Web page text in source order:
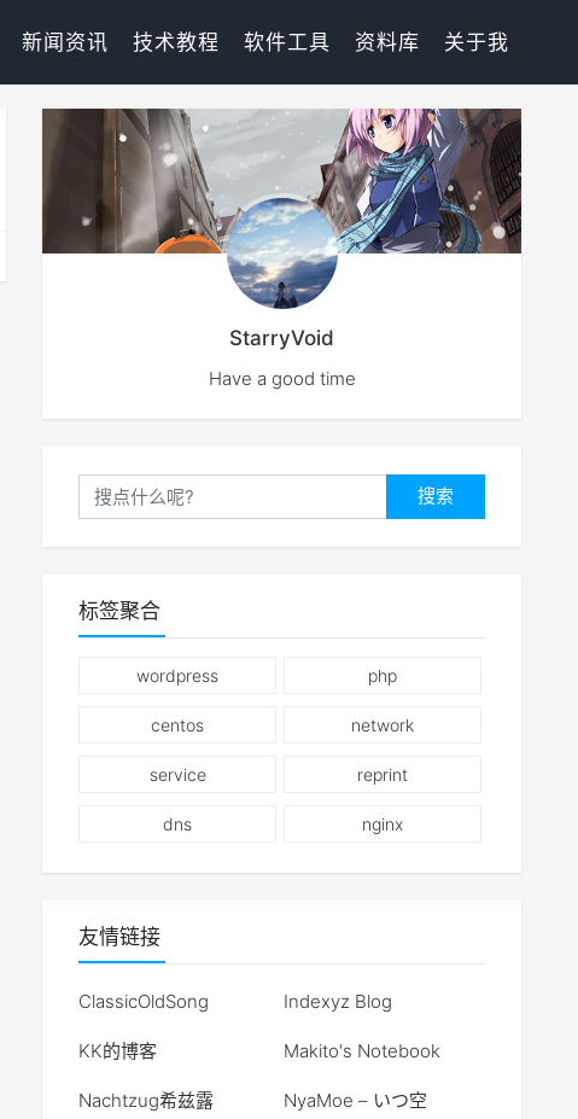
新闻资讯 技术教程 软件工具 资料库 关于我
StarryVoid
Have a good time
搜索
标签聚合
wordpress php
centos network
service reprint
dns nginx
友情链接
ClassicOldSong Indexyz Blog
KK的博客 Makito's Notebook
Nachtzug希兹露 NyaMoe – いつ空